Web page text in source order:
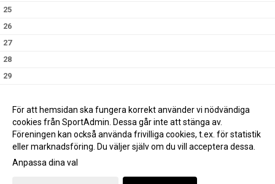
25
26
27
28
29
Gå till Webbversion
För att hemsidan ska fungera korrekt använder vi nödvändiga
cookies från SportAdmin. Dessa går inte att stänga av.
Föreningen kan också använda frivilliga cookies, t.ex. för statistik
eller marknadsföring. Du väljer själv om du vill acceptera dessa.
Anpassa dina val